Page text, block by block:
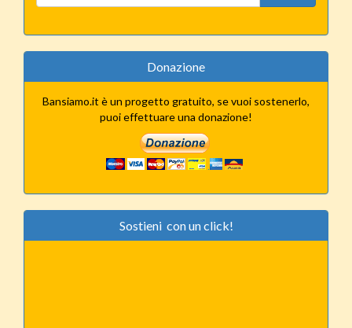
Donazione
Bansiamo.it è un progetto gratuito, se vuoi sostenerlo,
puoi effettuare una donazione!
Sostieni con un click!